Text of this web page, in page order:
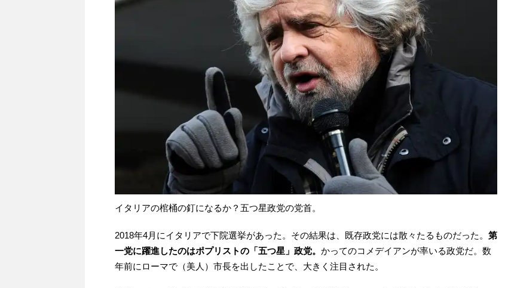
イタリアの棺桶の釘になるか？五つ星政党の党首。
2018年4月にイタリアで下院選挙があった。その結果は、既存政党には散々たるものだった。 第
一党に躍進したのはポプリストの「五つ星」政党。 かってのコメデイアンが率いる政党だ。数
年前にローマで（美人）市長を出したことで、大きく注目された。